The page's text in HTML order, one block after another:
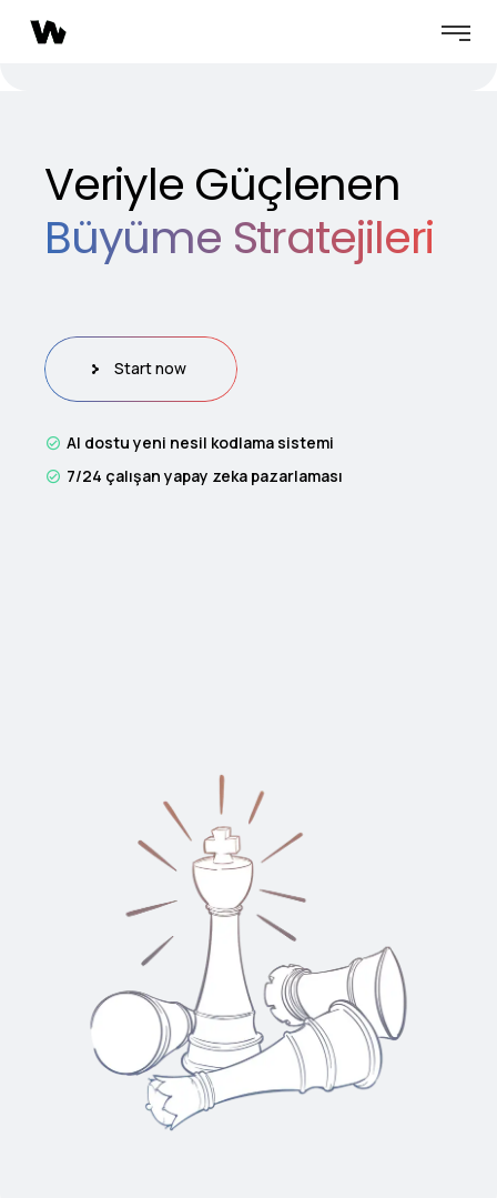
Veriyle Güçlenen
Büyüme Stratejileri
Start now
AI dostu yeni nesil kodlama sistemi
7/24 çalışan yapay zeka pazarlaması